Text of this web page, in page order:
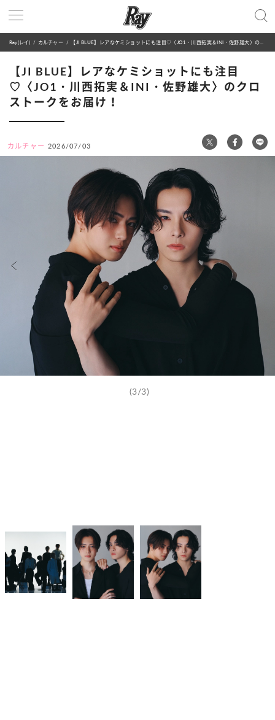
Ray(レイ) カルチャー 【JI BLUE】レアなケミショットにも注目♡〈JO1・川西拓実＆INI・佐野雄大〉のクロストークをお届け！
【JI BLUE】レアなケミショットにも注目
♡〈JO1・川西拓実＆INI・佐野雄大〉のクロ
ストークをお届け！
カルチャー 2026/07/03
(3/3)